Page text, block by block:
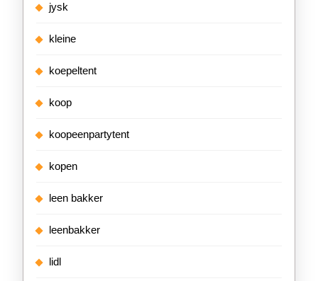
jysk
kleine
koepeltent
koop
koopeenpartytent
kopen
leen bakker
leenbakker
lidl